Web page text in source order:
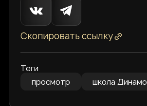
Скопировать ссылку
Теги
просмотр
школа Динамо